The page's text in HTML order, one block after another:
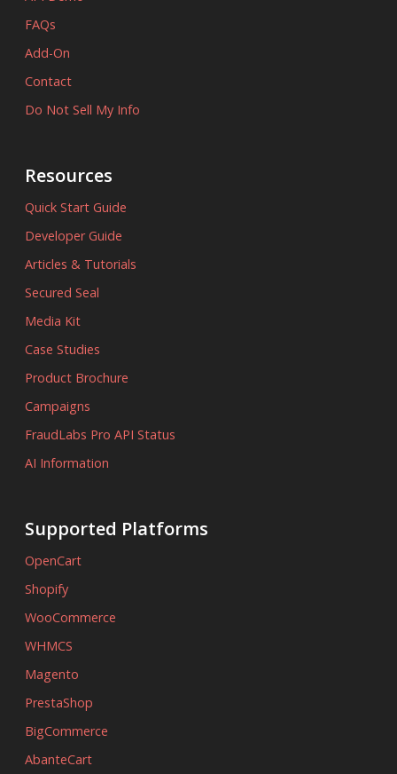
FAQs
Add-On
Contact
Do Not Sell My Info
Resources
Quick Start Guide
Developer Guide
Articles & Tutorials
Secured Seal
Media Kit
Case Studies
Product Brochure
Campaigns
FraudLabs Pro API Status
AI Information
Supported Platforms
OpenCart
Shopify
WooCommerce
WHMCS
Magento
PrestaShop
BigCommerce
AbanteCart